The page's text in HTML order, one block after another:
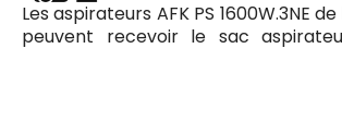
Les aspirateurs AFK PS 1600W.3NE
peuvent recevoir le sac